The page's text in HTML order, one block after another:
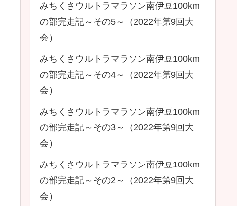
みちくさウルトラマラソン南伊豆100km
の部完走記～その5～（2022年第9回大
会）
みちくさウルトラマラソン南伊豆100km
の部完走記～その4～（2022年第9回大
会）
みちくさウルトラマラソン南伊豆100km
の部完走記～その3～（2022年第9回大
会）
みちくさウルトラマラソン南伊豆100km
の部完走記～その2～（2022年第9回大
会）